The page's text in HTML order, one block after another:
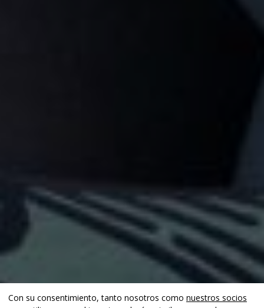
Con su consentimiento, tanto nosotros como nuestros socios